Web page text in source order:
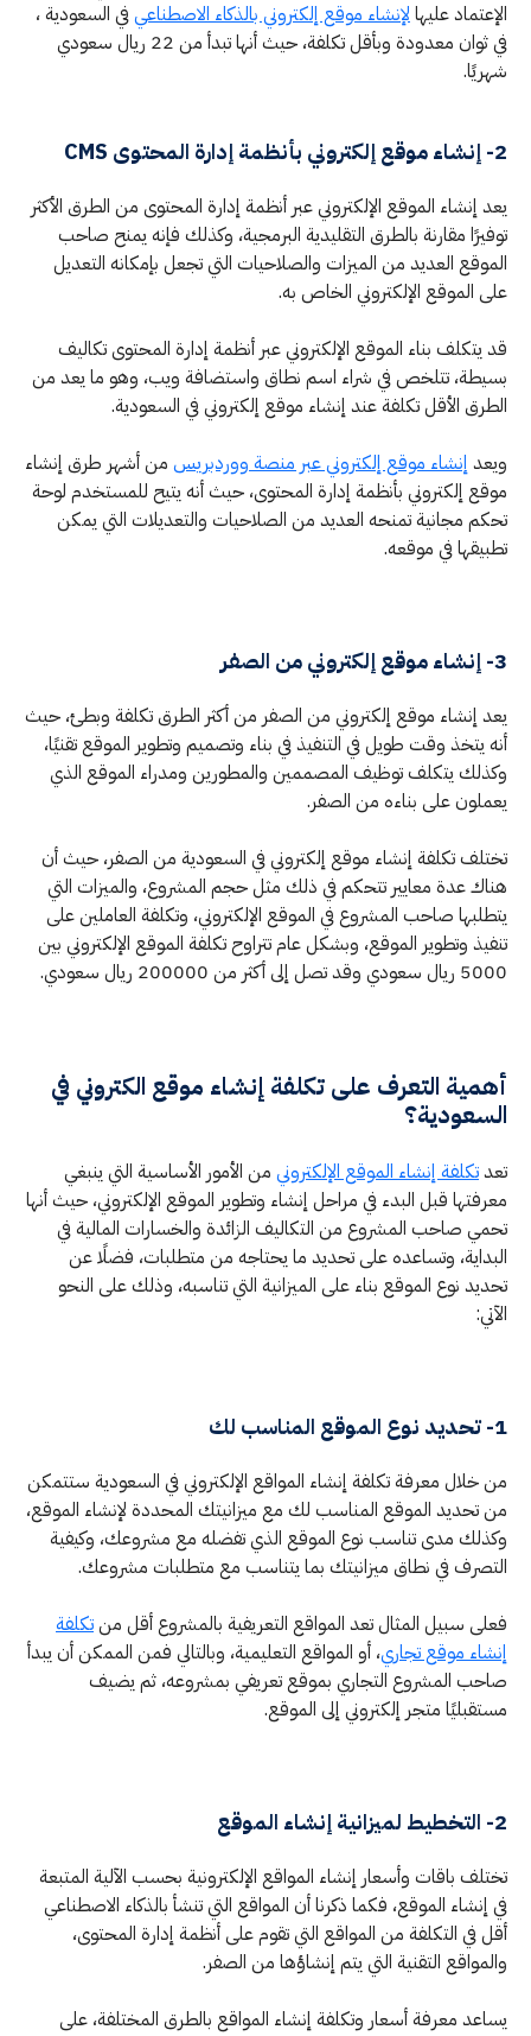
الإعتماد عليهالإنشاء موقع إلكتروني بالذكاء الاصطناعيفي السعودية ،
في ثوان معدودة وبأقل تكلفة، حيث أنها تبدأ من 22 ريال سعودي
شهريًا.
2- إنشاء موقع إلكتروني بأنظمة إدارة المحتوى CMS
يعد إنشاء الموقع الإلكتروني عبر أنظمة إدارة المحتوى من الطرق الأكثر
توفيرًا مقارنة بالطرق التقليدية البرمجية، وكذلك فإنه يمنح صاحب
الموقع العديد من الميزات والصلاحيات التي تجعل بإمكانه التعديل
على الموقع الإلكتروني الخاص به.
قد يتكلف بناء الموقع الإلكتروني عبر أنظمة إدارة المحتوى تكاليف
بسيطة، تتلخص في شراء اسم نطاق واستضافة ويب، وهو ما يعد من
الطرق الأقل تكلفة عند إنشاء موقع إلكتروني في السعودية.
ويعد إنشاء موقع إلكتروني عبر منصة ووردبريس من أشهر طرق إنشاء
موقع إلكتروني بأنظمة إدارة المحتوى، حيث أنه يتيح للمستخدم لوحة
تحكم مجانية تمنحه العديد من الصلاحيات والتعديلات التي يمكن
تطبيقها في موقعه.
3- إنشاء موقع إلكتروني من الصفر
يعد إنشاء موقع إلكتروني من الصفر من أكثر الطرق تكلفة وبطئ، حيث
أنه يتخذ وقت طويل في التنفيذ في بناء وتصميم وتطوير الموقع تقنيًا،
وكذلك يتكلف توظيف المصممين والمطورين ومدراء الموقع الذي
يعملون على بناءه من الصفر.
تختلف تكلفة إنشاء موقع إلكتروني في السعودية من الصفر، حيث أن
هناك عدة معايير تتحكم في ذلك مثل حجم المشروع، والميزات التي
يتطلبها صاحب المشروع في الموقع الإلكتروني، وتكلفة العاملين على
تنفيذ وتطوير الموقع، وبشكل عام تتراوح تكلفة الموقع الإلكتروني بين
5000 ريال سعودي وقد تصل إلى أكثر من 200000 ريال سعودي.
أهمية التعرف على تكلفة إنشاء موقع الكتروني في
السعودية؟
تعدتكلفة إنشاء الموقع الإلكتروني من الأمور الأساسية التي ينبغي
معرفتها قبل البدء في مراحل إنشاء وتطوير الموقع الإلكتروني، حيث أنها
تحمي صاحب المشروع من التكاليف الزائدة والخسارات المالية في
البداية، وتساعده على تحديد ما يحتاجه من متطلبات، فضلًا عن
تحديد نوع الموقع بناء على الميزانية التي تناسبه، وذلك على النحو
الآتي:
1- تحديد نوع الموقع المناسب لك
من خلال معرفة تكلفة إنشاء المواقع الإلكتروني في السعودية ستتمكن
من تحديد الموقع المناسب لك مع ميزانيتك المحددة لإنشاء الموقع،
وكذلك مدى تناسب نوع الموقع الذي تفضله مع مشروعك، وكيفية
التصرف في نطاق ميزانيتك بما يتناسب مع متطلبات مشروعك.
فعلى سبيل المثال تعد المواقع التعريفية بالمشروع أقل منتكلفة
إنشاء موقع تجاري، أو المواقع التعليمية، وبالتالي فمن الممكن أن يبدأ
صاحب المشروع التجاري بموقع تعريفي بمشروعه، ثم يضيف
مستقبليًا متجر إلكتروني إلى الموقع.
2- التخطيط لميزانية إنشاء الموقع
تختلف باقات وأسعار إنشاء المواقع الإلكترونية بحسب الآلية المتبعة
في إنشاء الموقع، فكما ذكرنا أن المواقع التي تنشأ بالذكاء الاصطناعي
أقل في التكلفة من المواقع التي تقوم على أنظمة إدارة المحتوى،
والمواقع التقنية التي يتم إنشاؤها من الصفر.
يساعد معرفة أسعار وتكلفة إنشاء المواقع بالطرق المختلفة، على